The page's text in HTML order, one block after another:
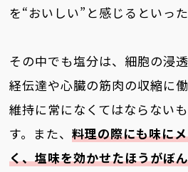
を“おいしい”と感じるといった
その中でも塩分は、細胞の浸
経伝達や心臓の筋肉の収縮に
維持に常になくてはならない
す。また、料理の際にも味に
く、塩味を効かせたほうがぼ